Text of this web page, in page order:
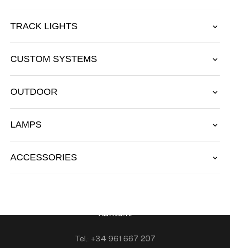
TRACK LIGHTS
CUSTOM SYSTEMS
OUTDOOR
LAMPS
ACCESSORIES
Kontakt
Tel.: +34 961 667 207